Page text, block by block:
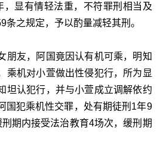
，显有情轻法重，不符罪刑相当及
条之规定，予以酌量减轻其刑。
朋友，阿国竟因认有机可乘，明知
乘机对小萱做出性侵犯行，所为显
坦认犯行，并与小萱成立调解依约
国犯乘机性交罪，处有期徒刑1年9
期内接受法治教育4场次，缓刑期